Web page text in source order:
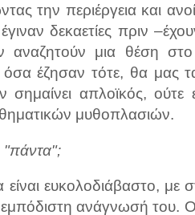
την περιέργεια και
δεκαετίες πριν
αναζητούν μια θέση
έζησαν τότε, θα μας
σημαίνει απλοϊκός,
μυθοπλασιών.
"πάντα";
ευκολοδιάβαστο, με
ανάγνωσή του. Ο